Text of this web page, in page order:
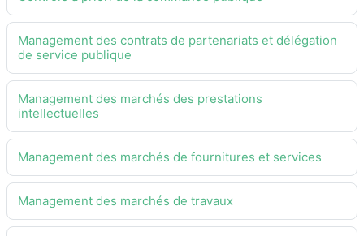
Management des contrats de partenariats et délégation
de service publique
Management des marchés des prestations
intellectuelles
Management des marchés de fournitures et services
Management des marchés de travaux